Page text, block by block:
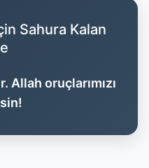
Sahura Kalan
Allah oruçlarımızı